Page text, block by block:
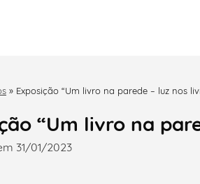
» Exposição “Um livro na parede – luz nos
“Um livro na
31/01/2023